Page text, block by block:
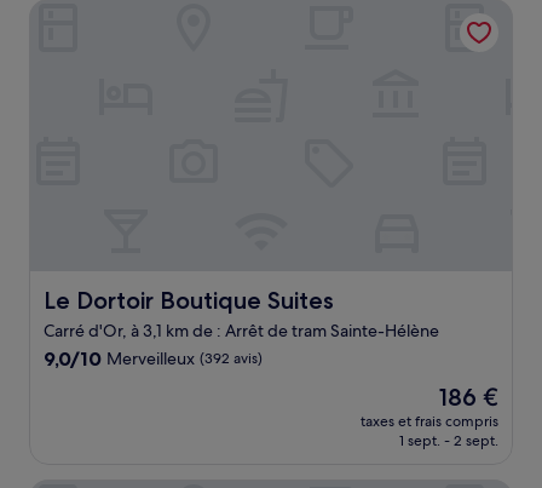
325 €
Le Dortoir Boutique Suites
Le Dortoir Boutique Suites
Carré d'Or, à 3,1 km de : Arrêt de tram Sainte-Hélène
9.0
9,0/10 Merveilleux (392 avis)
Le
nouveau
prix
de
186 €
taxes et frais compris
1 sept. - 2 sept.